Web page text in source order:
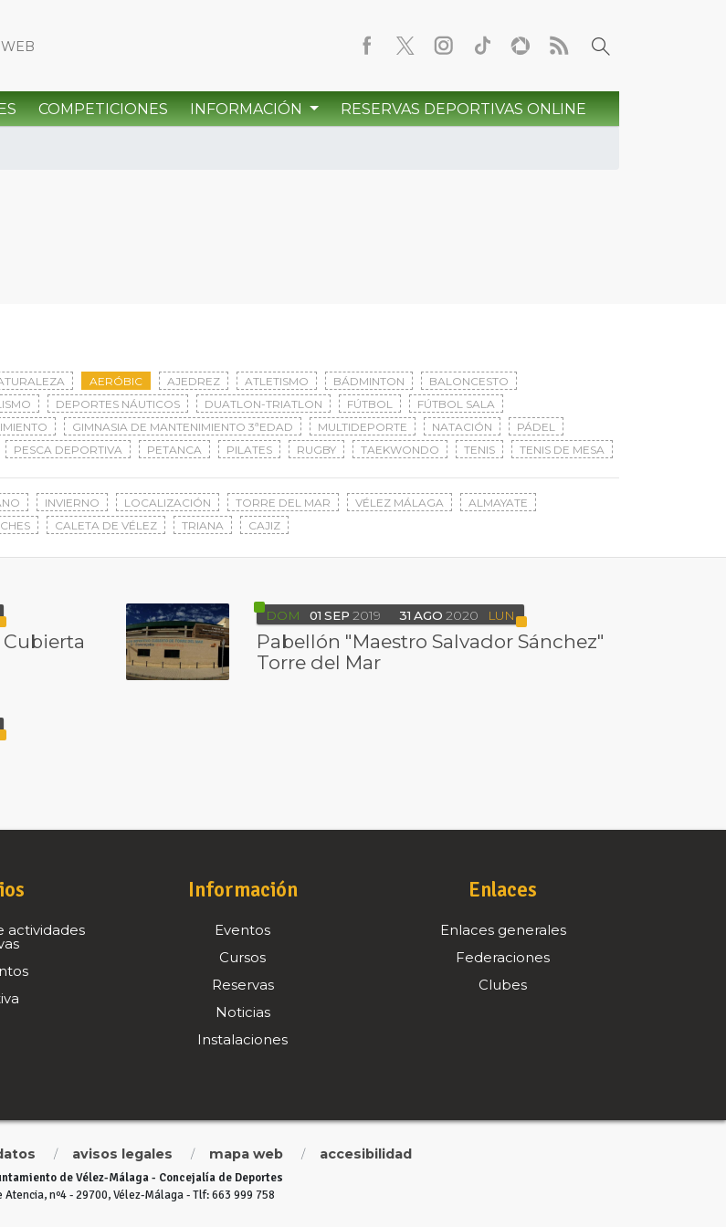
COMPETICIONES INFORMACIÓN RESERVAS DEPORTIVAS ONLINE
AERÓBIC AJEDREZ ATLETISMO BÁDMINTON
BALONCESTO
DEPORTES NÁUTICOS DUATLON-TRIATLON FÚTBOL
FÚTBOL SALA
GIMNASIA DE MANTENIMIENTO 3ªEDAD MULTIDEPORTE NATACIÓN
PÁDEL
PESCA DEPORTIVA PETANCA PILATES RUGBY TAEKWONDO TENIS TENIS DE MESA
INVIERNO LOCALIZACIÓN TORRE DEL MAR VÉLEZ MÁLAGA
ALMAYATE
CALETA DE VÉLEZ TRIANA CAJIZ
DOM 01 SEP 2019 31 AGO 2020 LUN
Pabellón "Maestro Salvador Sánchez"
Torre del Mar
actividades
Información
Eventos
Cursos
Reservas
Noticias
Instalaciones
Enlaces
Enlaces generales
Federaciones
Clubes
/ avisos legales / mapa web / accesibilidad
de Vélez-Málaga - Concejalía de Deportes
Atencia, nº4 - 29700, Vélez-Málaga - Tlf: 663 999 758